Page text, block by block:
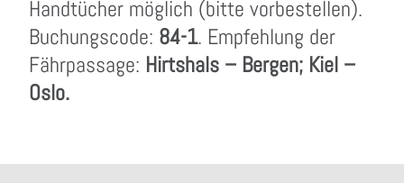
Handtücher möglich (bitte vorbestellen).
Buchungscode: 84-1. Empfehlung der
Fährpassage: Hirtshals – Bergen; Kiel –
Oslo.